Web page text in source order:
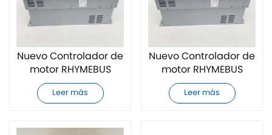
Nuevo Controlador de
motor RHYMEBUS
RM5G-4015 11KW
Leer más
Nuevo Controlador de
motor RHYMEBUS
RM5G-4005 3.7KW
Leer más